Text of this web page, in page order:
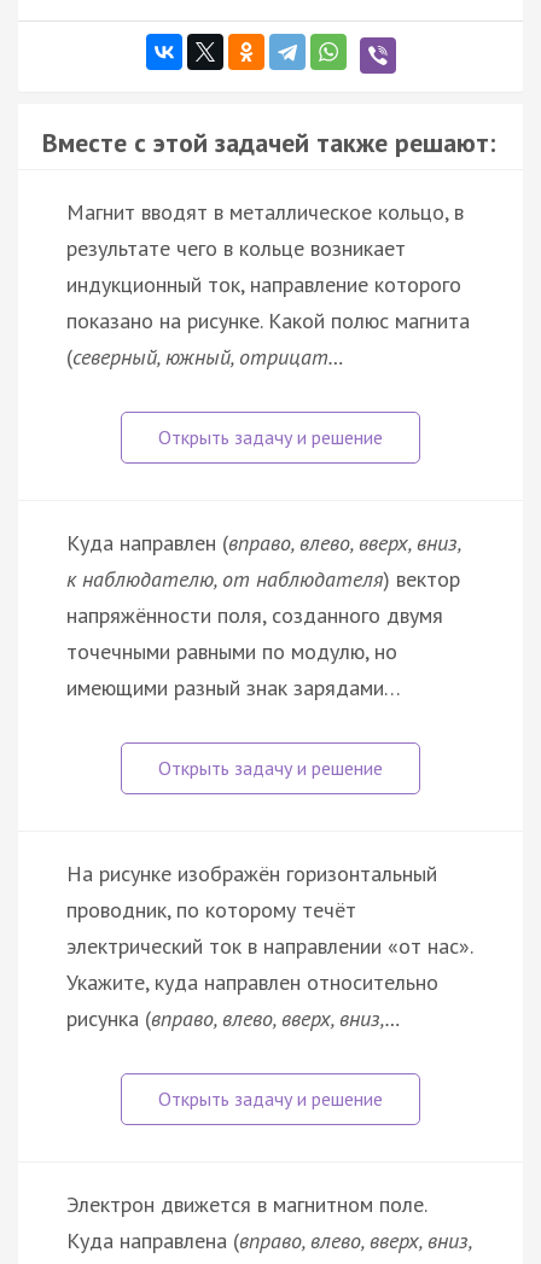
Вместе с этой задачей также решают:
Магнит вводят в металлическое кольцо, в
результате чего в кольце возникает
индукционный ток, направление которого
показано на рисунке. Какой полюс магнита
(северный, южный, отрицат…
Куда направлен (вправо, влево, вверх, вниз,
к наблюдателю, от наблюдателя) вектор
напряжённости поля, созданного двумя
точечными равными по модулю, но
имеющими разный знак зарядами…
На рисунке изображён горизонтальный
проводник, по которому течёт
электрический ток в направлении «от нас».
Укажите, куда направлен относительно
рисунка (вправо, влево, вверх, вниз,…
Электрон движется в магнитном поле.
Куда направлена (вправо, влево, вверх, вниз,